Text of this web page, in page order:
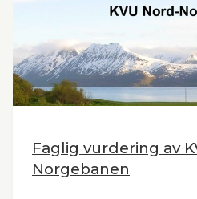
Faglig vurdering av
Norgebanen